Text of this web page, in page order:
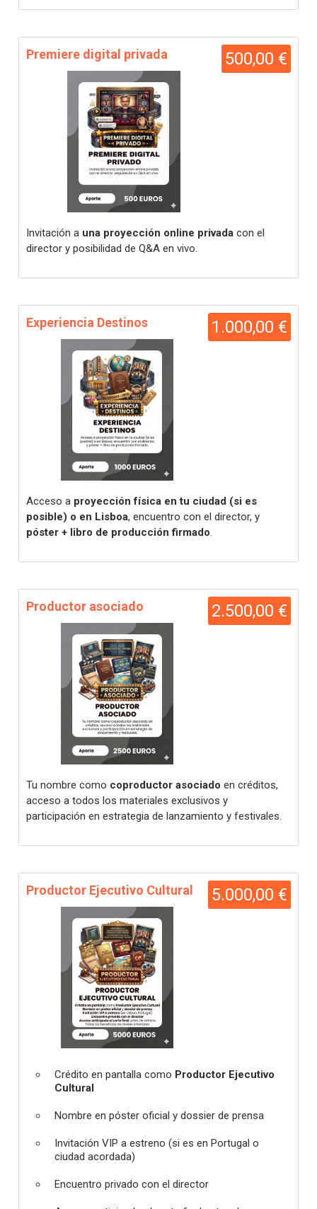
500,00 €
Premiere digital privada
Invitación a una proyección online privada con el
director y posibilidad de Q&A en vivo.
1.000,00 €
Experiencia Destinos
Acceso a proyección física en tu ciudad (si es
posible) o en Lisboa, encuentro con el director, y
póster + libro de producción firmado.
2.500,00 €
Productor asociado
Tu nombre como coproductor asociado en créditos,
acceso a todos los materiales exclusivos y
participación en estrategia de lanzamiento y festivales.
5.000,00 €
Productor Ejecutivo Cultural
Crédito en pantalla como Productor Ejecutivo
Cultural
Nombre en póster oficial y dossier de prensa
Invitación VIP a estreno (si es en Portugal o
ciudad acordada)
Encuentro privado con el director